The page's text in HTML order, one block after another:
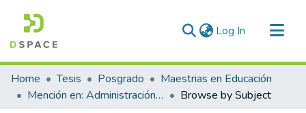
Log In (current)
Communities & Collections
All of DSpace
Home Tesis Posgrado
Maestrias en Educación
Mención en: Administración y Gerencia Educativa
Browse by Subject